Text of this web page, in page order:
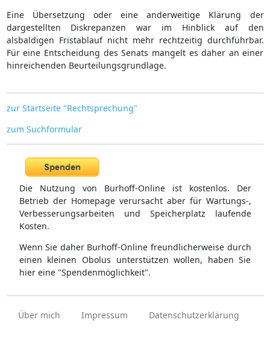
Eine Übersetzung oder eine anderweitige Klärung der
dargestellten Diskrepanzen war im Hinblick auf den
alsbaldigen Fristablauf nicht mehr rechtzeitig durchführbar.
Für eine Entscheidung des Senats mangelt es daher an einer
hinreichenden Beurteilungsgrundlage.
zur Startseite "Rechtsprechung"
zum Suchformular
Die Nutzung von Burhoff-Online ist kostenlos. Der
Betrieb der Homepage verursacht aber für Wartungs-,
Verbesserungsarbeiten und Speicherplatz laufende
Kosten.
Wenn Sie daher Burhoff-Online freundlicherweise durch
einen kleinen Obolus unterstützen wollen, haben Sie
hier eine "Spendenmöglichkeit".
Über mich Impressum Datenschutzerklärung